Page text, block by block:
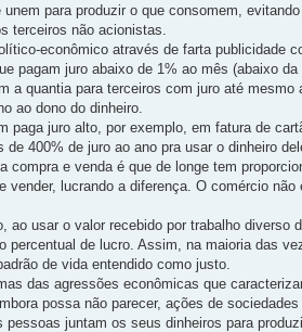
para produzir o que consomem,
terceiros não acionistas.
econômico através de farta publicidade
pagam juro abaixo de 1% ao mês (abaixo
a quantia para terceiros com juro até
ao dono do dinheiro.
paga juro alto, por exemplo, em fatura de
de 400% de juro ao ano pra usar o dinheiro
compra e venda é que de longe tem
vender, lucrando a diferença. O comércio
ao usar o valor recebido por trabalho
percentual de lucro. Assim, na maioria das
de vida entendido como justo.
das agressões econômicas que
possa não parecer, ações de
pessoas juntam os seus dinheiros para